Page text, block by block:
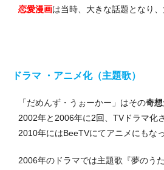
恋愛漫画は当時、大きな話題となり、
ドラマ ・アニメ化（主題歌）
「だめんず・うぉーかー」はその奇
2002年と2006年に2回、TVドラマ化
2010年にはBeeTVにてアニメにもな
2006年のドラマでは主題歌『夢のう